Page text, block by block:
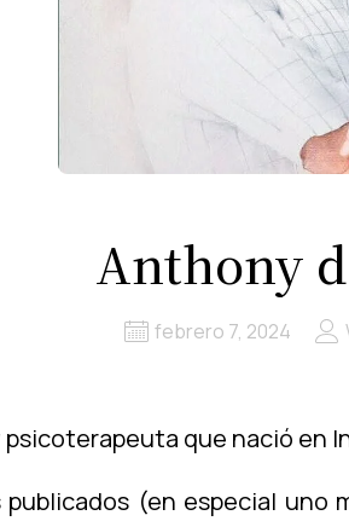
Anthony
febrero 7, 2024
que nació en
(en especial uno